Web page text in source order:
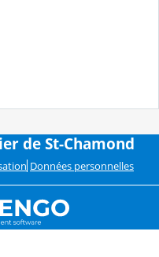
de St-Chamond
Données personnelles